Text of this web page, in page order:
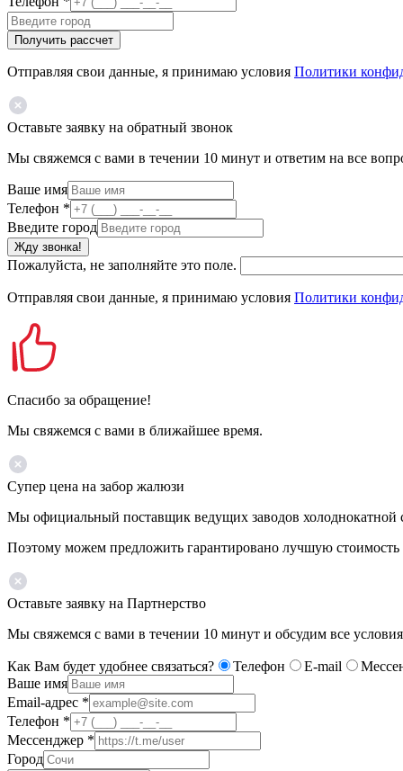
Получить рассчет
Отправляя свои данные, я принимаю условия Политики
Оставьте заявку на обратный звонок
Мы свяжемся с вами в течении 10 минут и ответим на все
Ваше имя
Телефон *
Введите город
Жду звонка!
Пожалуйста, не заполняйте это поле.
Отправляя свои данные, я принимаю условия Политики
Спасибо за обращение!
Мы свяжемся с вами в ближайшее время.
Супер цена на забор жалюзи
Мы официальный поставщик ведущих заводов холоднокатной
Поэтому можем предложить гарантировано лучшую стоимость
Оставьте заявку на Партнерство
Мы свяжемся с вами в течении 10 минут и обсудим все условия
Как Вам будет удобнее связаться? Телефон E-mail
Ваше имя
Email-адрес *
Телефон *
Мессенджер *
Город